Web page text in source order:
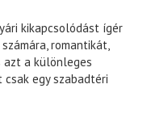
kikapcsolódást ígér
romantikát,
a különleges
egy szabadtéri